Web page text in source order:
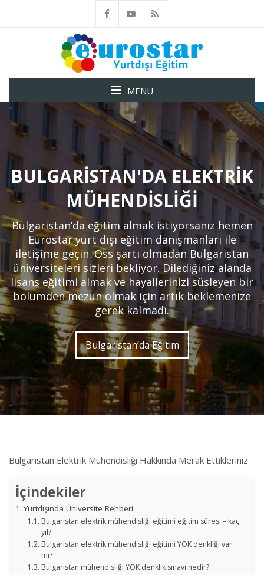
MENÜ
"
BULGARISTAN'DA ELEKTRIK
MÜHENDISLIĞI
Bulgaristan’da eğitim almak istiyorsanız hemen
Eurostar yurt dışı eğitim danışmanları ile
iletişime geçin. Öss şartı olmadan Bulgaristan
üniversiteleri sizleri bekliyor. Dilediğiniz alanda
lisans eğitimi almak ve hayallerinizi süsleyen bir
bölümden mezun olmak için artık beklemenize
gerek kalmadı.
Bulgaristan’da Eğitim
"
Bulgaristan Elektrik Mühendisliği Hakkında Merak Ettikleriniz
İçindekiler
Yurtdışında Üniversite Rehberi
Bulgaristan elektrik mühendisliği eğitimi eğitim süresi – kaç
yıl?
Bulgaristan elektrik mühendisliği eğitimi YÖK denkliği var
mı?
Bulgaristan mühendisliği YÖK denklik sınavı nedir?